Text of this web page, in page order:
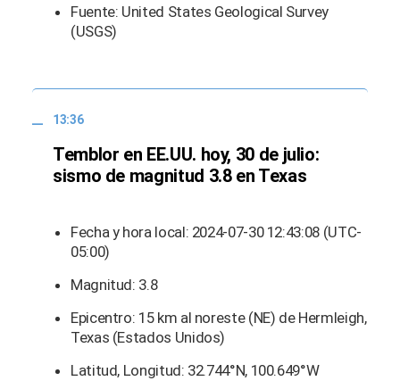
Fuente: United States Geological Survey
(USGS)
13:36
Temblor en EE.UU. hoy, 30 de julio:
sismo de magnitud 3.8 en Texas
Fecha y hora local: 2024-07-30 12:43:08 (UTC-
05:00)
Magnitud: 3.8
Epicentro: 15 km al noreste (NE) de Hermleigh,
Texas (Estados Unidos)
Latitud, Longitud: 32.744°N, 100.649°W